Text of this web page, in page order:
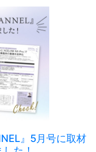
』5月号に取材